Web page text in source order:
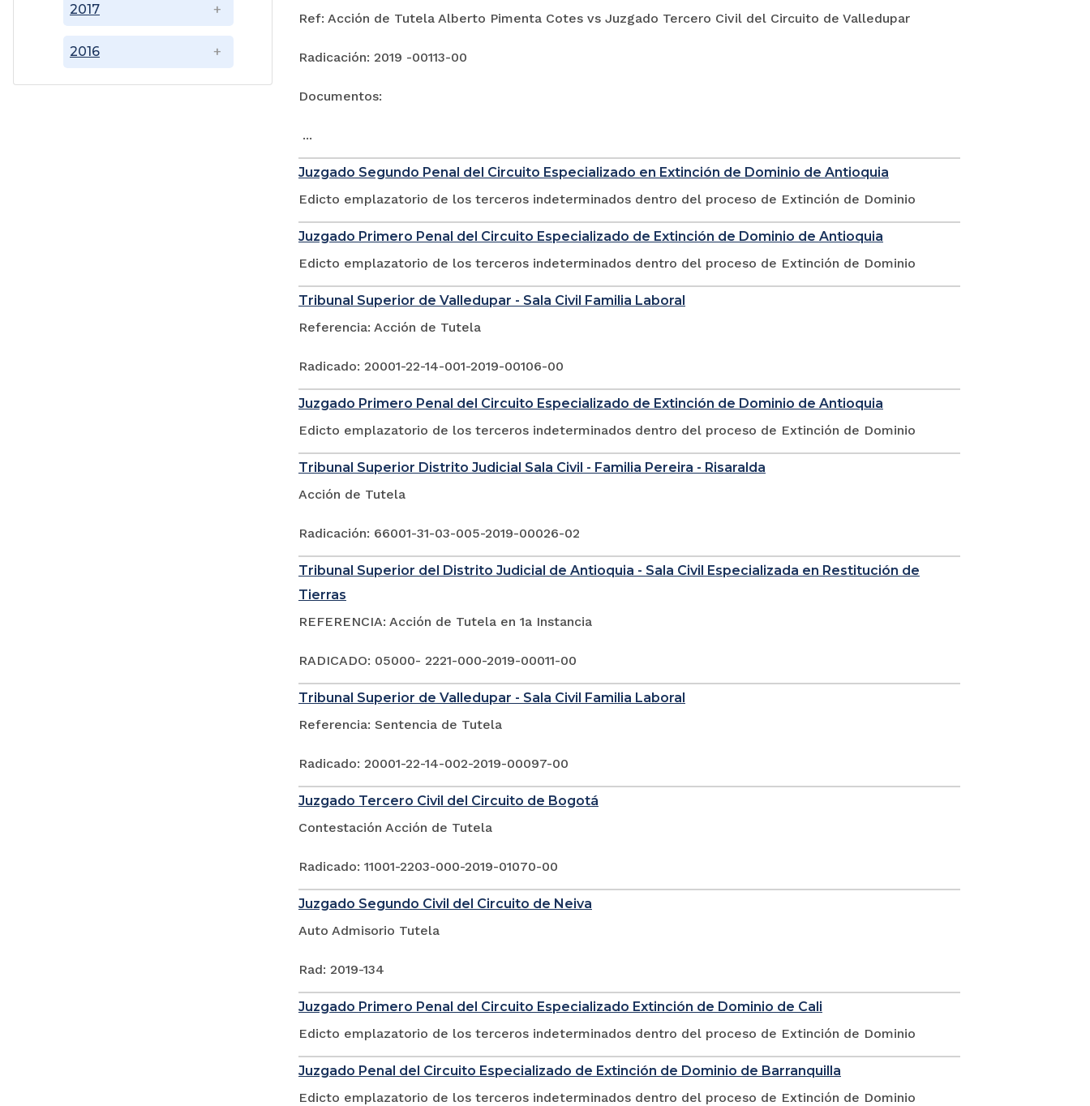
2016
2017
Ref: Acción de Tutela Alberto Pimenta Cotes vs Juzgado Tercero Civil del Circuito de Valledupar
Radicación: 2019 -00113-00
Documentos:
...
Juzgado Segundo Penal del Circuito Especializado en Extinción de Dominio de Antioquia
Edicto emplazatorio de los terceros indeterminados dentro del proceso de Extinción de Dominio
Juzgado Primero Penal del Circuito Especializado de Extinción de Dominio de Antioquia
Edicto emplazatorio de los terceros indeterminados dentro del proceso de Extinción de Dominio
Tribunal Superior de Valledupar - Sala Civil Familia Laboral
Referencia: Acción de Tutela
Radicado: 20001-22-14-001-2019-00106-00
Juzgado Primero Penal del Circuito Especializado de Extinción de Dominio de Antioquia
Edicto emplazatorio de los terceros indeterminados dentro del proceso de Extinción de Dominio
Tribunal Superior Distrito Judicial Sala Civil - Familia Pereira - Risaralda
Acción de Tutela
Radicación: 66001-31-03-005-2019-00026-02
Tribunal Superior del Distrito Judicial de Antioquia - Sala Civil Especializada en Restitución de
Tierras
REFERENCIA: Acción de Tutela en 1a Instancia
RADICADO: 05000- 2221-000-2019-00011-00
Tribunal Superior de Valledupar - Sala Civil Familia Laboral
Referencia: Sentencia de Tutela
Radicado: 20001-22-14-002-2019-00097-00
Juzgado Tercero Civil del Circuito de Bogotá
Contestación Acción de Tutela
Radicado: 11001-2203-000-2019-01070-00
Juzgado Segundo Civil del Circuito de Neiva
Auto Admisorio Tutela
Rad: 2019-134
Juzgado Primero Penal del Circuito Especializado Extinción de Dominio de Cali
Edicto emplazatorio de los terceros indeterminados dentro del proceso de Extinción de Dominio
Juzgado Penal del Circuito Especializado de Extinción de Dominio de Barranquilla
Edicto emplazatorio de los terceros indeterminados dentro del proceso de Extinción de Dominio